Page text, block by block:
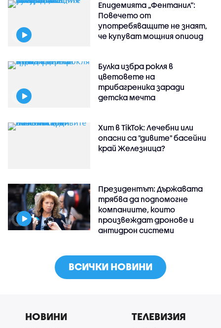
Епидемията „Фентанил”:
Повечето от
употребяващите не знаят,
че купуват мощния опиоид
Булка избра рокля в
цветовете на
трибагреника заради
детска мечта
Хит в TikTok: Лечебни или
опасни са "дивите" басейни
край Железница?
Президентът: Държавата
трябва да подпомогне
компаниите, които
произвеждат дронове и
антидрон системи
ВСИЧКИ НОВИНИ
НОВИНИ ТЕЛЕВИЗИЯ